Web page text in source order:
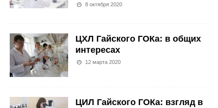
8 октября 2020
ЦХЛ Гайского ГОКа: в общих
интересах
12 марта 2020
ЦИЛ Гайского ГОКа: взгляд в